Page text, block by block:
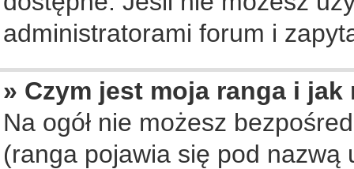
administratorami forum i
» Czym jest moja ranga i
Na ogół nie możesz
(ranga pojawia się pod